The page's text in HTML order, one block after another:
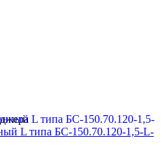
L типа БС-150.70.120-1,5-L-